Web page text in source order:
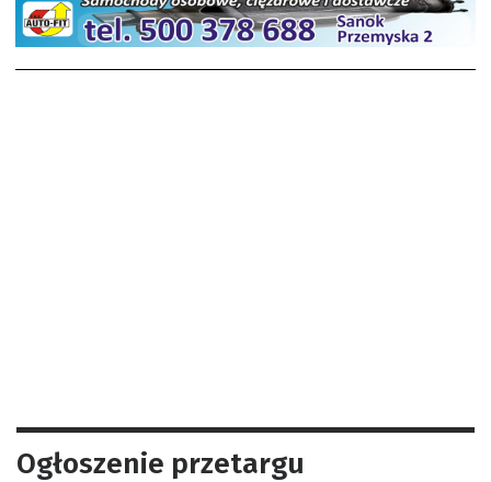
Ogłoszenie przetargu